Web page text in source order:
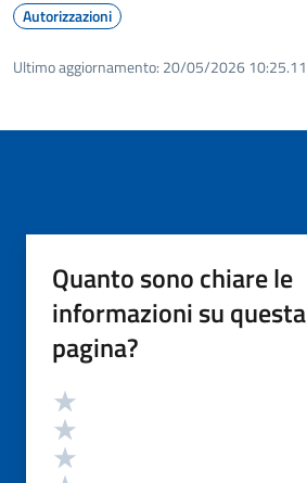
Autorizzazioni
Ultimo aggiornamento: 20/05/2026 10:25.11
Quanto sono chiare le
informazioni su questa
pagina?
Valutazione